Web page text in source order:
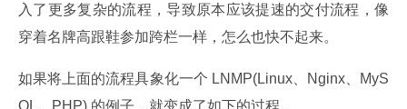
入了更多复杂的流程，导致原本应该提速的交付流程，像
穿着名牌高跟鞋参加跨栏一样，怎么也快不起来。
如果将上面的流程具象化一个 LNMP(Linux、Nginx、MyS
QL、PHP) 的例子，就变成了如下的过程。